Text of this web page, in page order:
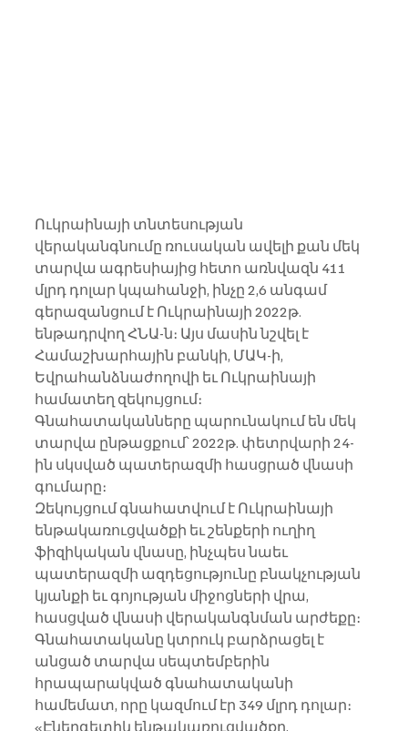
Ուկրաինայի տնտեսության
վերականգնումը ռուսական ավելի քան մեկ
տարվա ագրեսիայից հետո առնվազն 411
մլրդ դոլար կպահանջի, ինչը 2,6 անգամ
գերազանցում է Ուկրաինայի 2022թ.
ենթադրվող ՀՆԱ-ն։ Այս մասին նշվել է
Համաշխարհային բանկի, ՄԱԿ-ի,
Եվրահանձնաժողովի եւ Ուկրաինայի
համատեղ զեկույցում։
Գնահատականները պարունակում են մեկ
տարվա ընթացքում՝ 2022թ. փետրվարի 24-
ին սկսված պատերազմի հասցրած վնասի
գումարը։
Զեկույցում գնահատվում է Ուկրաինայի
ենթակառուցվածքի եւ շենքերի ուղիղ
ֆիզիկական վնասը, ինչպես նաեւ
պատերազմի ազդեցությունը բնակչության
կյանքի եւ գոյության միջոցների վրա,
հասցված վնասի վերականգնման արժեքը։
Գնահատականը կտրուկ բարձրացել է
անցած տարվա սեպտեմբերին
հրապարակված գնահատականի
համեմատ, որը կազմում էր 349 մլրդ դոլար։
«Էներգետիկ ենթակառուցվածքը,